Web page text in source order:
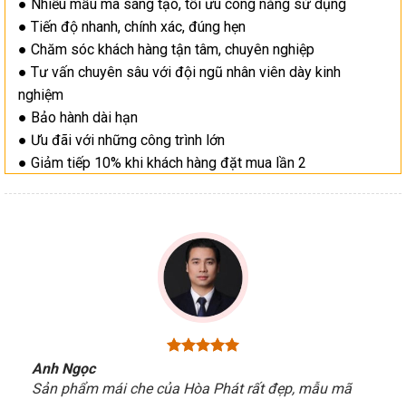
● Nhiều mẫu mã sáng tạo, tối ưu công năng sử dụng
● Tiến độ nhanh, chính xác, đúng hẹn
● Chăm sóc khách hàng tận tâm, chuyên nghiệp
● Tư vấn chuyên sâu với đội ngũ nhân viên dày kinh
nghiệm
● Bảo hành dài hạn
● Ưu đãi với những công trình lớn
● Giảm tiếp 10% khi khách hàng đặt mua lần 2
Anh Ngọc
Sản phẩm mái che của Hòa Phát rất đẹp, mẫu mã